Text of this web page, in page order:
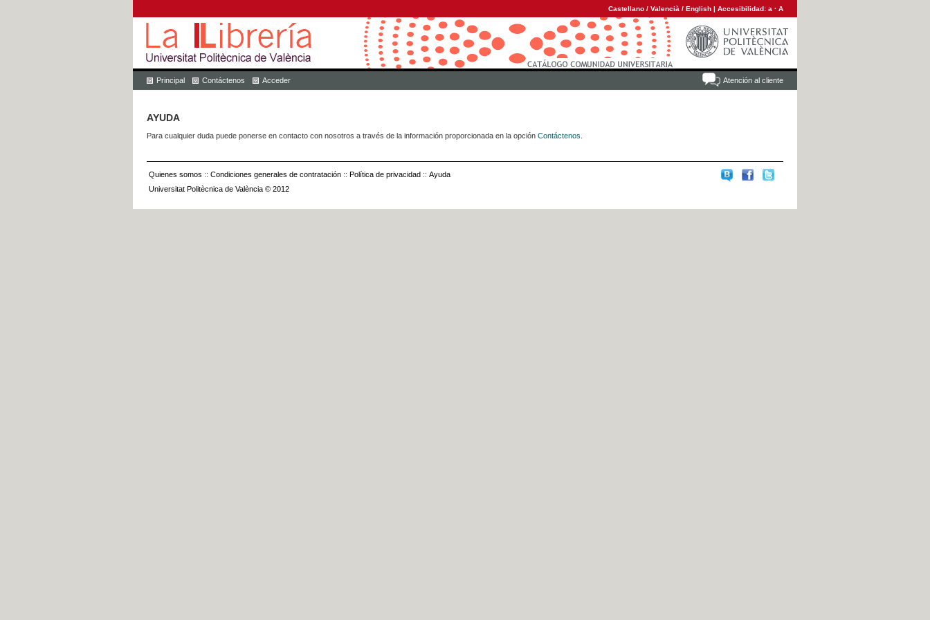
Castellano / Valencià / English | Accesibilidad: a · A
Atención al cliente
Principal Contáctenos Acceder
AYUDA
Para cualquier duda puede ponerse en contacto con nosotros a través de la información proporcionada en la opción Contáctenos
Quienes somos :: Condiciones generales de contratación :: Política de privacidad :: Ayuda
Universitat Politècnica de València © 2012